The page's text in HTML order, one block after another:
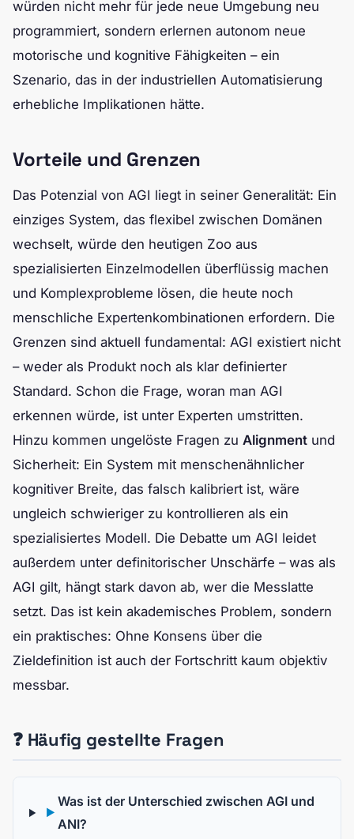
würden nicht mehr für jede neue Umgebung neu
programmiert, sondern erlernen autonom neue
motorische und kognitive Fähigkeiten – ein
Szenario, das in der industriellen Automatisierung
erhebliche Implikationen hätte.
Vorteile und Grenzen
Das Potenzial von AGI liegt in seiner Generalität: Ein
einziges System, das flexibel zwischen Domänen
wechselt, würde den heutigen Zoo aus
spezialisierten Einzelmodellen überflüssig machen
und Komplexprobleme lösen, die heute noch
menschliche Expertenkombinationen erfordern. Die
Grenzen sind aktuell fundamental: AGI existiert nicht
– weder als Produkt noch als klar definierter
Standard. Schon die Frage, woran man AGI
erkennen würde, ist unter Experten umstritten.
Hinzu kommen ungelöste Fragen zu Alignment und
Sicherheit: Ein System mit menschenähnlicher
kognitiver Breite, das falsch kalibriert ist, wäre
ungleich schwieriger zu kontrollieren als ein
spezialisiertes Modell. Die Debatte um AGI leidet
außerdem unter definitorischer Unschärfe – was als
AGI gilt, hängt stark davon ab, wer die Messlatte
setzt. Das ist kein akademisches Problem, sondern
ein praktisches: Ohne Konsens über die
Zieldefinition ist auch der Fortschritt kaum objektiv
messbar.
❓ Häufig gestellte Fragen
▶
Was ist der Unterschied zwischen AGI und
ANI?